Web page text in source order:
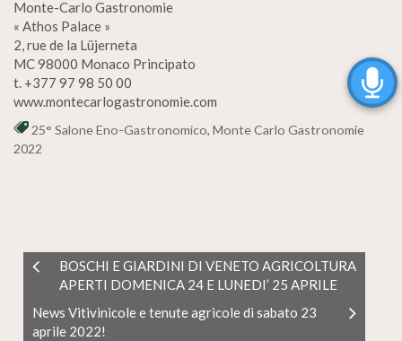
Monte-Carlo Gastronomie
« Athos Palace »
2, rue de la Lüjerneta
MC 98000 Monaco Principato
t. +377 97 98 50 00
www.montecarlogastronomie.com
25° Salone Eno-Gastronomico, Monte Carlo Gastronomie
2022
BOSCHI E GIARDINI DI VENETO AGRICOLTURA
APERTI DOMENICA 24 E LUNEDI’ 25 APRILE
News Vitivinicole e tenute agricole di sabato 23
aprile 2022!